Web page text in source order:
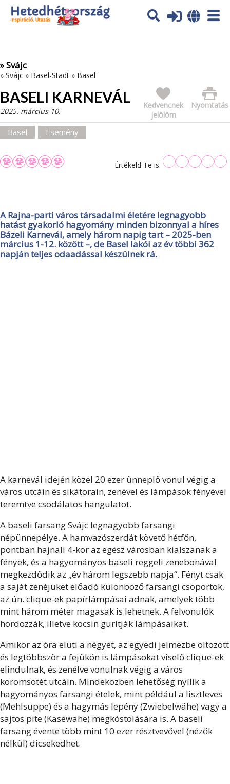
Az oldal sütiket (cookies) használ. További tájékoztatás itt:
Adatvédelmi tájékoztató
» Svájc
» Svájc » Basel-Stadt » Basel
BASELI KARNEVÁL Nyomtatás
Kedvencnek
jelölöm
2025. március 10.
Basel Esemény
Értékeld Te is:
A Rajna-parti város társadalmi életére legnagyobb
hatást gyakorló hagyomány minden bizonnyal a híres
Bázeli Karnevál, amely három napig tart – 2025-ben
március 1-12. között –, de Basel lakói az év többi 362
napján teljes odaadással készülnek rá.
A karnevál idején közel 20 ezer ünneplő vonul végig a
város utcáin és sikátorain, zenével és lámpások fényével
teremtve csodálatos hangulatot.
A baseli farsang Svájc legnagyobb farsangi
népünnepélye. A hamvazószerdát követő hétfőn,
pontban hajnali 4-kor az egész városban kialszanak a
fények, és a hagyományos baseli reggeli zenebonával
megkezdődik az „év három legszebb napja“. Fényt csak
a saját zenéjüket előadó különböző farsangi csoportok,
az ún. clique-ek papírlámpásai adnak, amelyek több
mint három méter magasak is lehetnek. A felvonulók
hordozzák, illetve kocsin gurítják lámpásaikat.
Amikor az óra elüti a négyet, az egyedi jelmezbe öltözött
és legtöbbször a fejükön is lámpásokat viselő clique-ek
elindulnak, és zenélve vonulnak végig a város
koromsötét utcáin. Mindeközben lehetőség nyílik a
hagyományos farsangi ételek, mint például a lisztleves
(Mehlsuppe) és a hagymás lepény (Zwiebelwähe) vagy a
sajtos pite (Käsewähe) megkóstolására is. A baseli
farsang évente több mint 10 ezer résztvevővel (nézők
nélkül) dicsekedhet.